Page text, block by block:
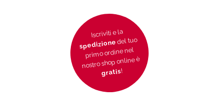
Iscriviti e la
spedizionedel tuo
primo ordine nel
nostro shop online è
gratis!